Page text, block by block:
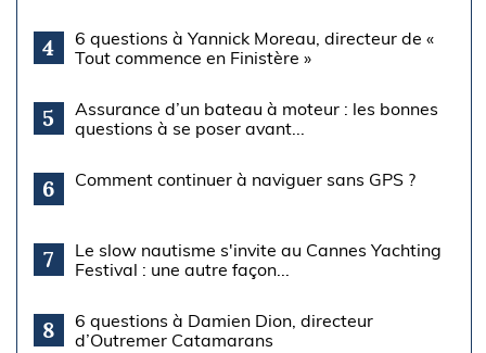
4
6 questions à Yannick Moreau, directeur de «
Tout commence en Finistère »
5
Assurance d’un bateau à moteur : les bonnes
questions à se poser avant...
6 Comment continuer à naviguer sans GPS ?
7
Le slow nautisme s'invite au Cannes Yachting
Festival : une autre façon...
8
6 questions à Damien Dion, directeur
d’Outremer Catamarans